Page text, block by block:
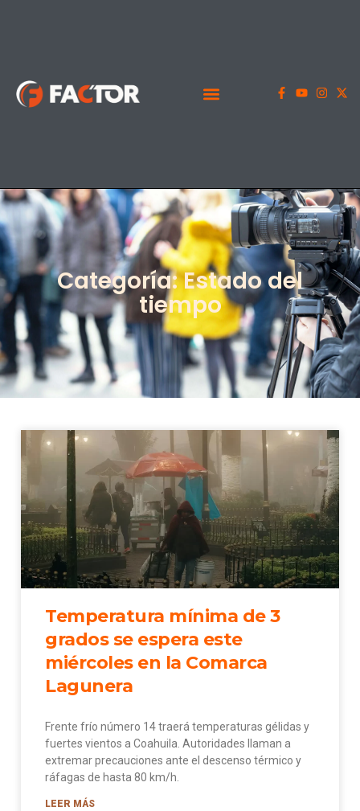
Categoría: Estado del
tiempo
Temperatura mínima de 3
grados se espera este
miércoles en la Comarca
Lagunera
Frente frío número 14 traerá temperaturas gélidas y
fuertes vientos a Coahuila. Autoridades llaman a
extremar precauciones ante el descenso térmico y
ráfagas de hasta 80 km/h.
LEER MÁS